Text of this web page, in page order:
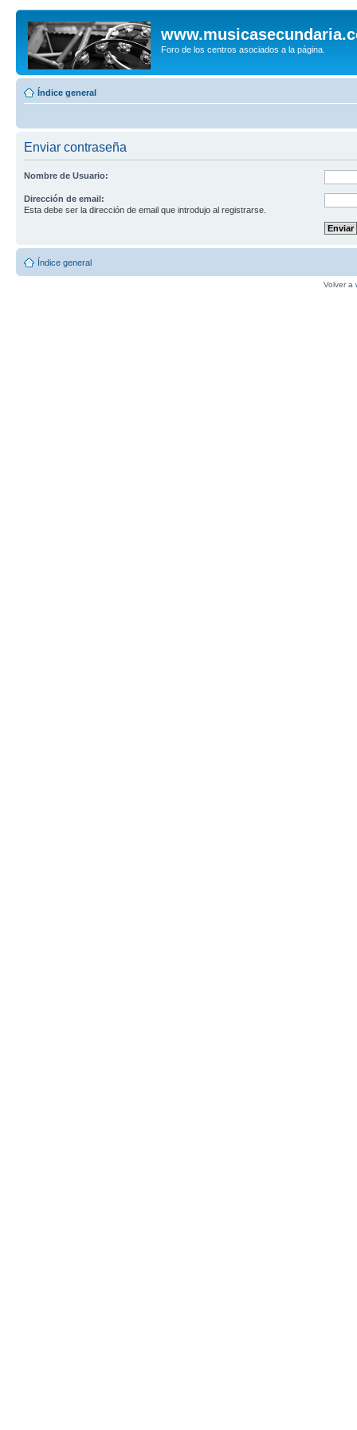
Foro de los centros asociados a la página.
Índice general
Enviar contraseña
Nombre de Usuario:
Dirección de email:
Esta debe ser la dirección de email que introdujo al registrarse.
Índice general
Volver a